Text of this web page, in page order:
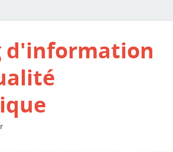
d'information